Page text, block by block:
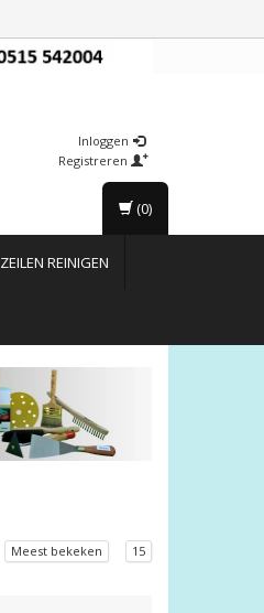
Inloggen
Registreren
ZEILEN REINIGEN
(0)
Meest bekeken 15